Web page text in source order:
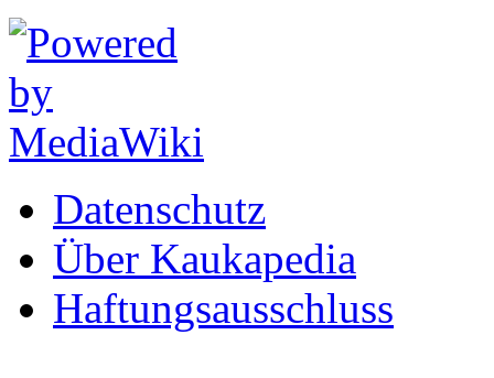
Datenschutz
Über Kaukapedia
Haftungsausschluss